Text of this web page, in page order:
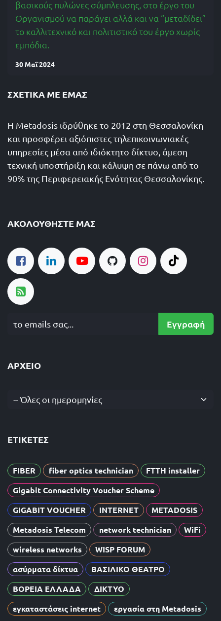
βασικούς πυλώνες σύμπλευσης, στο έργο του
Οργανισμού να παράγει αλλά και να “μεταδίδει”
το καλλιτεχνικό και πολιτιστικό του έργο χωρίς
εμπόδια.
30 Μαΐ 2024
ΣΧΕΤΙΚΆ ΜΕ ΕΜΆΣ
Η Metadosis ιδρύθηκε το 2012 στη Θεσσαλονίκη
και προσφέρει αξιόπιστες τηλεπικοινωνιακές
υπηρεσίες μέσα από ιδιόκτητο δίκτυο, άμεση
τεχνική υποστήριξη και κάλυψη σε πάνω από το
90% της Περιφερειακής Ενότητας Θεσσαλονίκης.
ΑΚΟΛΟΥΘΉΣΤΕ ΜΑΣ
Εγγραφή
ΑΡΧΕΊΟ
-- Όλες οι ημερομηνίες
ΕΤΙΚΈΤΕΣ
FIBER fiber optics technician
FTTH installer
Gigabit Connectivity Voucher Scheme
GIGABIT VOUCHER
INTERNET
METADOSIS
Metadosis Telecom
network technician
WiFi
wireless networks
WISP FORUM
ασύρματα δίκτυα
ΒΑΣΙΛΙΚΟ ΘΕΑΤΡΟ
ΒΟΡΕΙΑ ΕΛΛΑΔΑ
ΔΙΚΤΥΟ
εγκαταστάσεις internet
εργασία στη Metadosis